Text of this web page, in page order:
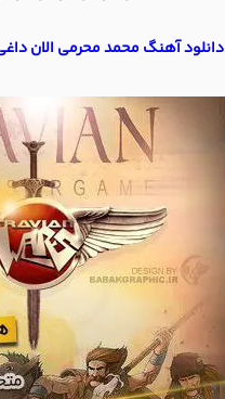
دانلود آهنگ محمد محرمی الان